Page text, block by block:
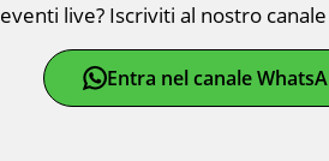
eventi live? Iscriviti al nostro canale
Entra nel canale